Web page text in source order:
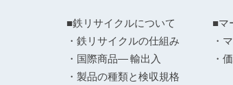
■鉄リサイクルについて
・鉄リサイクルの仕組み
・国際商品― 輸出入
・製品の種類と検収規格
■マ
・
・